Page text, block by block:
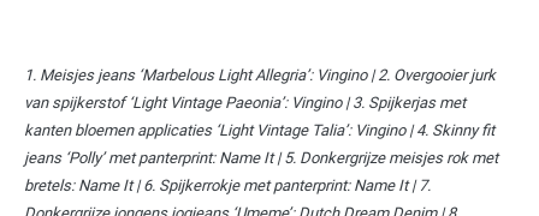
1. Meisjes jeans ‘Marbelous Light Allegria’: Vingino | 2. Overgooier jurk
van spijkerstof ‘Light Vintage Paeonia’: Vingino | 3. Spijkerjas met
kanten bloemen applicaties ‘Light Vintage Talia’: Vingino | 4. Skinny fit
jeans ‘Polly’ met panterprint: Name It | 5. Donkergrijze meisjes rok met
bretels: Name It | 6. Spijkerrokje met panterprint: Name It | 7.